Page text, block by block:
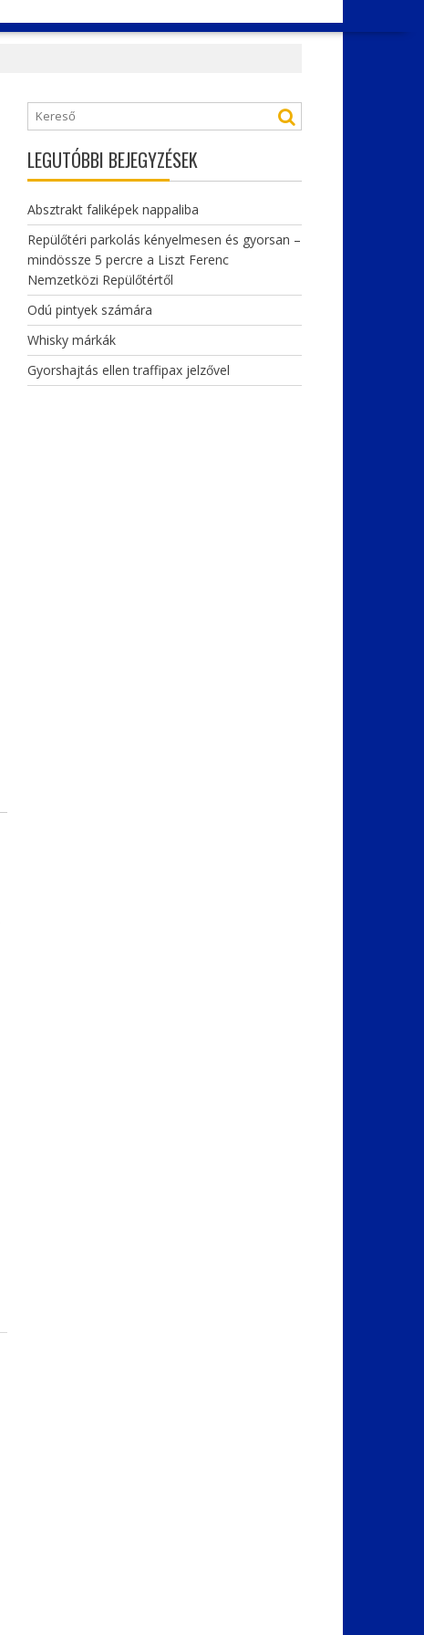
LEGUTÓBBI BEJEGYZÉSEK
Absztrakt faliképek nappaliba
Repülőtéri parkolás kényelmesen és gyorsan –
mindössze 5 percre a Liszt Ferenc
Nemzetközi Repülőtértől
Odú pintyek számára
Whisky márkák
Gyorshajtás ellen traffipax jelzővel